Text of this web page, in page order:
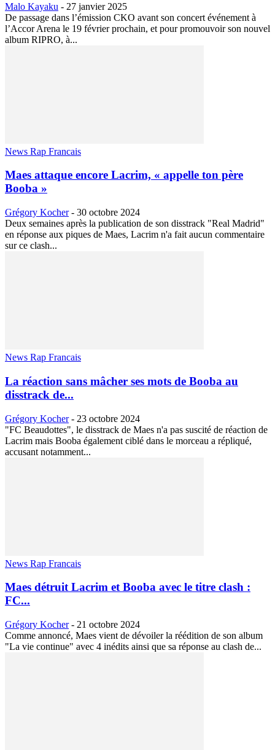
Malo Kayaku - 27 janvier 2025
De passage dans l’émission CKO avant son concert événement à
l’Accor Arena le 19 février prochain, et pour promouvoir son nouvel
album RIPRO, à...
News Rap Francais
Maes attaque encore Lacrim, « appelle ton père
Booba »
Grégory Kocher - 30 octobre 2024
Deux semaines après la publication de son disstrack "Real Madrid"
en réponse aux piques de Maes, Lacrim n'a fait aucun commentaire
sur ce clash...
News Rap Francais
La réaction sans mâcher ses mots de Booba au
disstrack de...
Grégory Kocher - 23 octobre 2024
"FC Beaudottes", le disstrack de Maes n'a pas suscité de réaction de
Lacrim mais Booba également ciblé dans le morceau a répliqué,
accusant notamment...
News Rap Francais
Maes détruit Lacrim et Booba avec le titre clash :
FC...
Grégory Kocher - 21 octobre 2024
Comme annoncé, Maes vient de dévoiler la réédition de son album
"La vie continue" avec 4 inédits ainsi que sa réponse au clash de...